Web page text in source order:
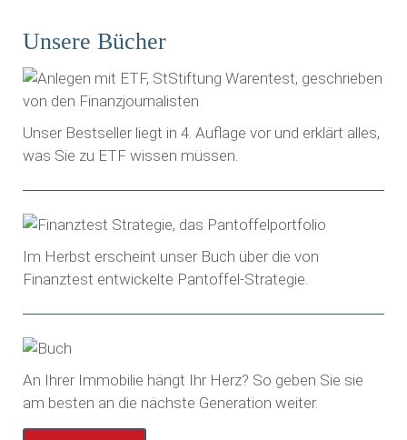
Unsere Bücher
Unser Bestseller liegt in 4. Auflage vor und erklärt alles,
was Sie zu ETF wissen müssen.
Im Herbst erscheint unser Buch über die von
Finanztest entwickelte Pantoffel-Strategie.
An Ihrer Immobilie hängt Ihr Herz? So geben Sie sie
am besten an die nächste Generation weiter.